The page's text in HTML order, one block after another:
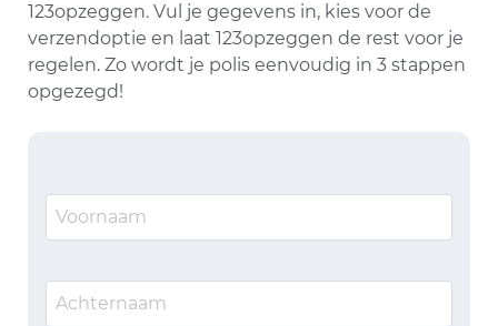
123opzeggen. Vul je gegevens in, kies voor de
verzendoptie en laat 123opzeggen de rest voor je
regelen. Zo wordt je polis eenvoudig in 3 stappen
opgezegd!